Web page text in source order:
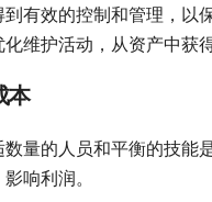
有效的控制和管理，以
维护活动，从资产中获
本
量的人员和平衡的技能
响利润。